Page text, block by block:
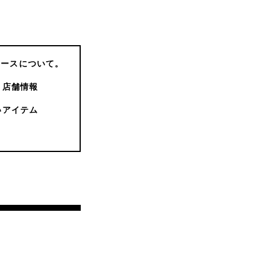
スについて。
店舗情報
イテム